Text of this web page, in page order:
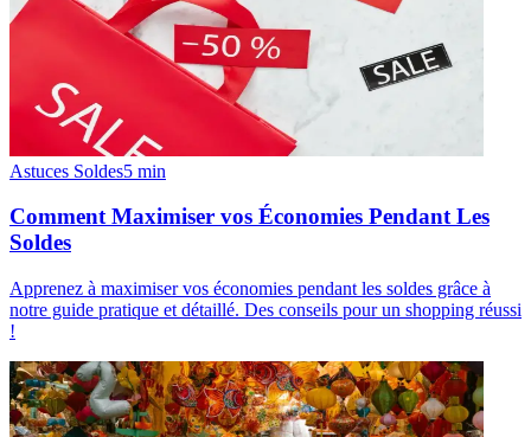
Astuces Soldes5 min
Comment Maximiser vos Économies Pendant Les
Soldes
Apprenez à maximiser vos économies pendant les soldes grâce à
notre guide pratique et détaillé. Des conseils pour un shopping réussi
!